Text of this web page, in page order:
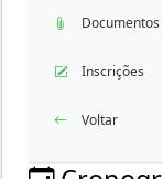
Documentos
Inscrições
Voltar